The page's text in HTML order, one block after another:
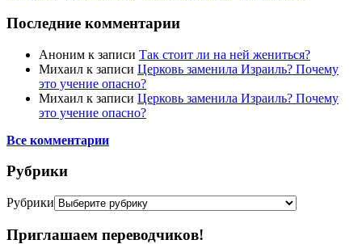
Последние комментарии
Аноним к записи Так стоит ли на ней жениться?
Михаил к записи Церковь заменила Израиль? Почему
это учение опасно?
Михаил к записи Церковь заменила Израиль? Почему
это учение опасно?
Все комментарии
Рубрики
Рубрики
Приглашаем переводчиков!